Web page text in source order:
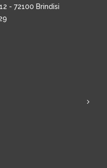
- 72100 Brindisi